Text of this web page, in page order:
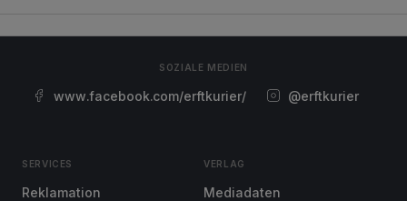
SOZIALE MEDIEN
www.facebook.com/erftkurier/ @erftkurier
SERVICES
Reklamation
VERLAG
Mediadaten